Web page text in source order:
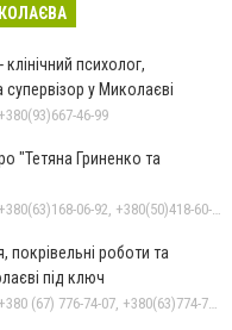
психолог,
супервізор у Миколаєві
46-99
"Тетяна Гриненко та
покрівельні роботи та
під ключ